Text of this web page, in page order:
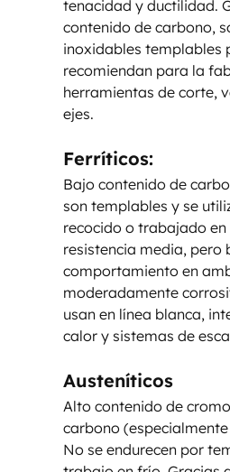
tenacidad y ductilidad.
contenido de carbono,
inoxidables templables
recomiendan para la
herramientas de corte,
ejes.
Ferríticos:
Bajo contenido de
son templables y se
recocido o trabajado en
resistencia media, pero
comportamiento en
moderadamente
usan en línea blanca,
calor y sistemas de
Austeníticos
Alto contenido de
carbono
No se endurecen por